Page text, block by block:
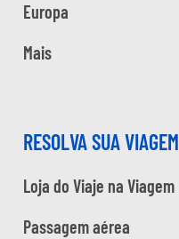
Europa
Mais
RESOLVA SUA VIAGEM
Loja do Viaje na Viagem
Passagem aérea